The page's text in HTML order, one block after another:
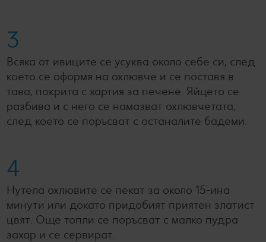
3
Всяка от ивиците се усуква около себе си, след
което се оформя на охлювче и се поставя в
тава, покрита с хартия за печене. Яйцето се
разбива и с него се намазват охлювчетата,
след което се поръсват с останалите бадеми.
4
Нутела охлювите се пекат за около 15-ина
минути или докато придобият приятен златист
цвят. Още топли се поръсват с малко пудра
захар и се сервират.